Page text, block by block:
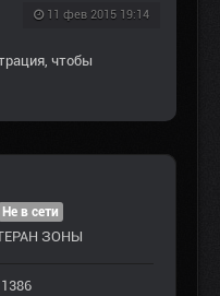
11 фев 2015 19:14
, чтобы
Не в сети
ЗOНЫ